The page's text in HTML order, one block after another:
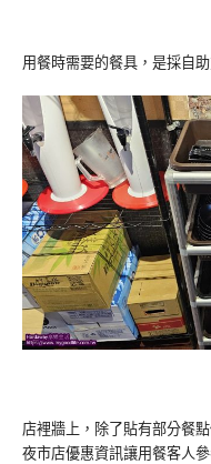
用餐時需要的餐具，是採自
店裡牆上，除了貼有部分餐
夜市店優惠資訊讓用餐客人